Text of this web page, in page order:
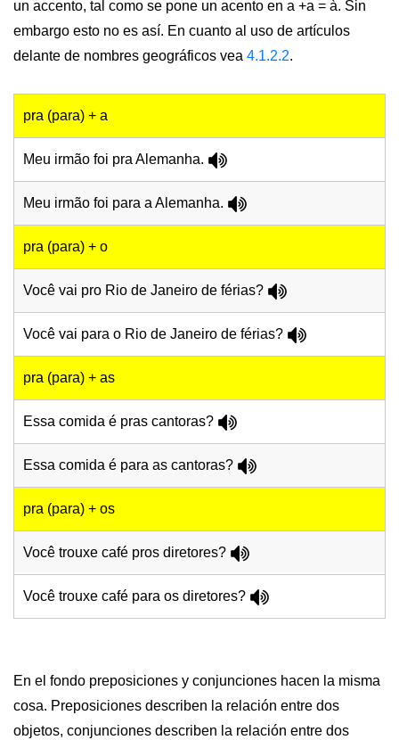
un accento, tal como se pone un acento en a +a = à. Sin
embargo esto no es así. En cuanto al uso de artículos
delante de nombres geográficos vea 4.1.2.2.
pra (para) + a
Meu irmão foi pra Alemanha.
Meu irmão foi para a Alemanha.
pra (para) + o
Você vai pro Rio de Janeiro de férias?
Você vai para o Rio de Janeiro de férias?
pra (para) + as
Essa comida é pras cantoras?
Essa comida é para as cantoras?
pra (para) + os
Você trouxe café pros diretores?
Você trouxe café para os diretores?
En el fondo preposiciones y conjunciones hacen la misma
cosa. Preposiciones describen la relación entre dos
objetos, conjunciones describen la relación entre dos